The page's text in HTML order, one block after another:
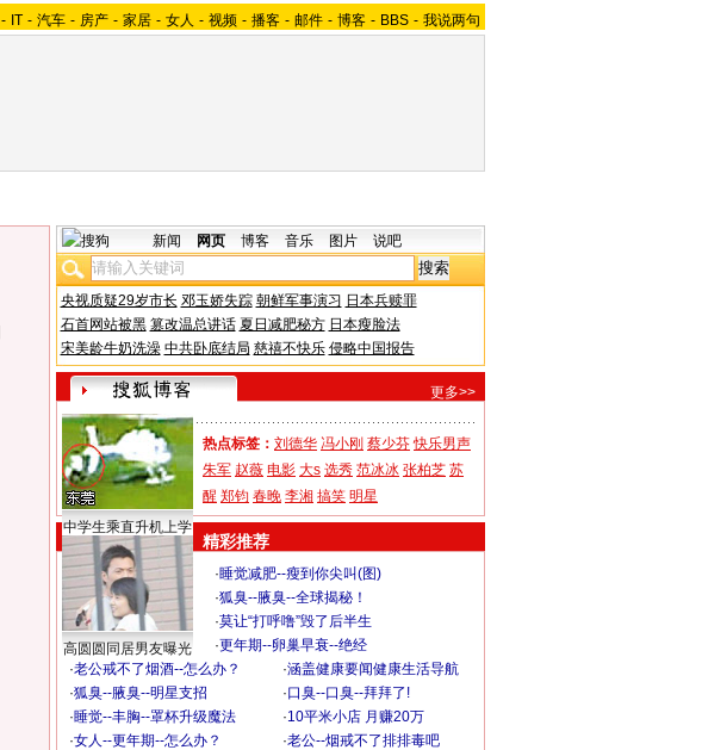
- IT - 汽车 - 房产 - 家居 - 女人 - 视频 - 播客 - 邮件 - 博客 - BBS - 我说两句
新闻 网页 博客 音乐 图片 说吧
央视质疑29岁市长 邓玉娇失踪 朝鲜军事演习 日本兵赎罪
石首网站被黑 篡改温总讲话 夏日减肥秘方 日本瘦脸法
宋美龄牛奶洗澡 中共卧底结局 慈禧不快乐 侵略中国报告
更多>>
中学生乘直升机上学
高圆圆同居男友曝光
热点标签： 刘德华 冯小刚 蔡少芬 快乐男声
朱军 赵薇 电影 大s 选秀 范冰冰 张柏芝 苏
醒 郑钧 春晚 李湘 搞笑 明星
精彩推荐
·睡觉减肥--瘦到你尖叫(图)
·狐臭--腋臭--全球揭秘！
·莫让“打呼噜”毁了后半生
·更年期--卵巢早衰--绝经
·老公戒不了烟酒--怎么办？ ·涵盖健康要闻健康生活导航
·狐臭--腋臭--明星支招 ·口臭--口臭--拜拜了!
·睡觉--丰胸--罩杯升级魔法 ·10平米小店 月赚20万
·女人--更年期--怎么办？ ·老公--烟戒不了排排毒吧